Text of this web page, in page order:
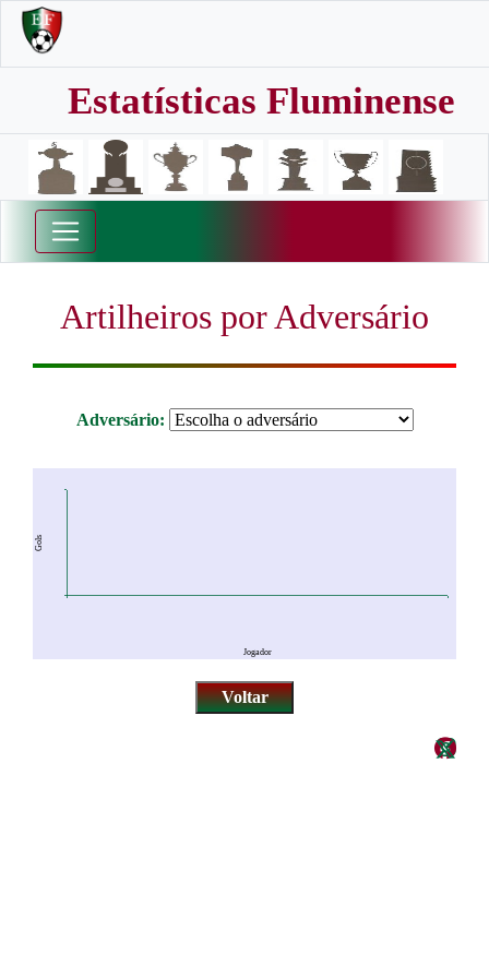
Estatísticas Fluminense
Artilheiros por Adversário
Adversário:
Jogador
Gols